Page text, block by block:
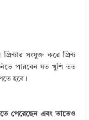
সংযুক্ত করে প্রিন্ট
পারবেন যত খুশি তত
হবে।
পেরেছেন এবং তাতেও